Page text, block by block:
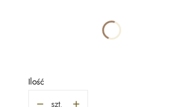
Poszczególne warianty mogą różnić się ceną
Ilość
szt.